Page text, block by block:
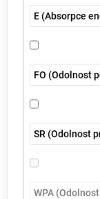
E (Absorpce
FO (Odolnost
SR (Odolnost
WPA